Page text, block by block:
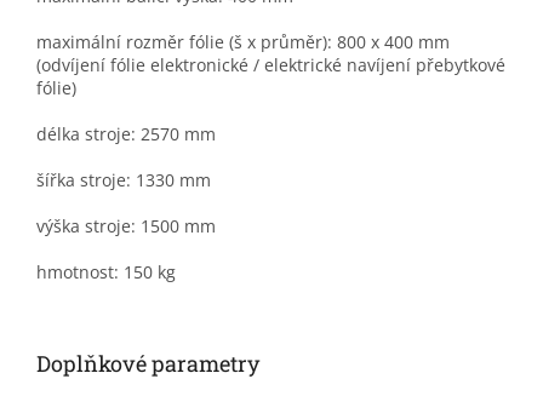
maximální rozměr fólie (š x průměr): 800 x 400 mm
(odvíjení fólie elektronické / elektrické navíjení přebytkové
fólie)
délka stroje: 2570 mm
šířka stroje: 1330 mm
výška stroje: 1500 mm
hmotnost: 150 kg
Doplňkové parametry